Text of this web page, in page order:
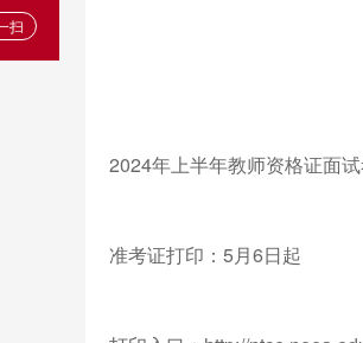
扫
2024年上半年教师资格证面
准考证打印：5月6日起